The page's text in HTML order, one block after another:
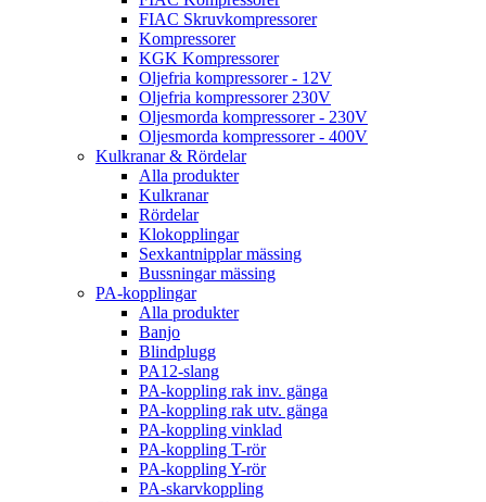
FIAC Skruvkompressorer
Kompressorer
KGK Kompressorer
Oljefria kompressorer - 12V
Oljefria kompressorer 230V
Oljesmorda kompressorer - 230V
Oljesmorda kompressorer - 400V
Kulkranar & Rördelar
Alla produkter
Kulkranar
Rördelar
Klokopplingar
Sexkantnipplar mässing
Bussningar mässing
PA-kopplingar
Alla produkter
Banjo
Blindplugg
PA12-slang
PA-koppling rak inv. gänga
PA-koppling rak utv. gänga
PA-koppling vinklad
PA-koppling T-rör
PA-koppling Y-rör
PA-skarvkoppling